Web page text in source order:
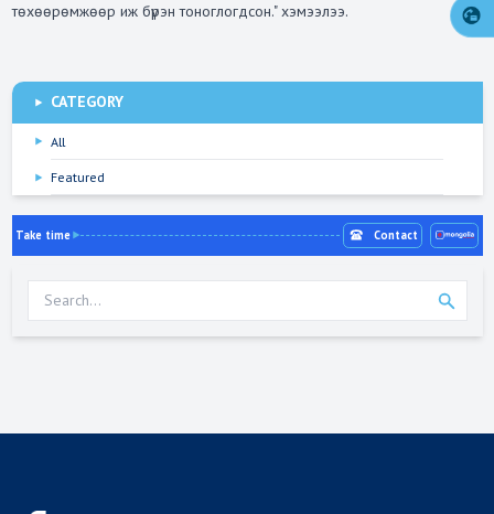
төхөөрөмжөөр иж бүрэн тоноглогдсон." хэмээлээ.
CATEGORY
All
Featured
Take time Contact